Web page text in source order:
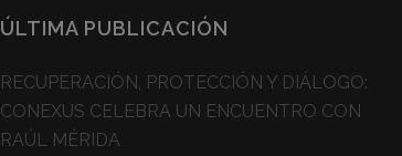
ÚLTIMA PUBLICACIÓN
RECUPERACIÓN, PROTECCIÓN Y DIÁLOGO:
CONEXUS CELEBRA UN ENCUENTRO CON
RAÚL MÉRIDA